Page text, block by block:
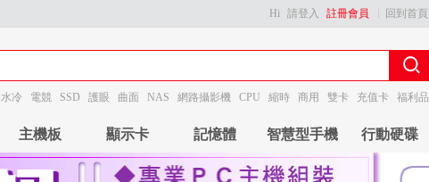
回到首頁
Hi 請登入 註冊會員
水冷 電競 SSD 護眼 曲面 NAS 網路攝影機 CPU 縮時 商用 雙卡 充值卡 福利品
主機板 顯示卡 記憶體 智慧型手機 行動硬碟